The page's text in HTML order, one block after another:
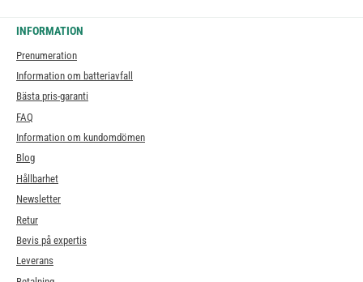
INFORMATION
Prenumeration
Information om batteriavfall
Bästa pris-garanti
FAQ
Information om kundomdömen
Blog
Hållbarhet
Newsletter
Retur
Bevis på expertis
Leverans